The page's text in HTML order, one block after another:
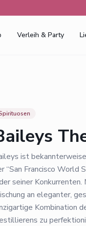
Verleih & Party
ist
“San Francisco World
seiner
an eleganter,
Kombination
zu